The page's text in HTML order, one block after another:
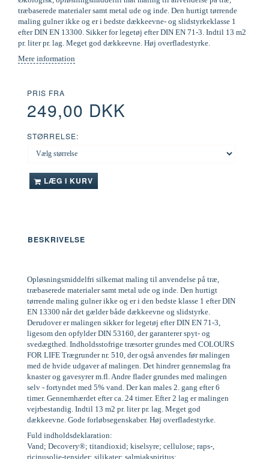
træbaserede materialer samt metal ude og inde. Den hurtigt tørrende
maling gulner ikke og er i bedste dækkeevne- og slidstyrkeklasse 1
efter DIN EN 13300. Sikker for legetøj efter DIN EN 71-3. Indtil 13 m2
pr. liter pr. lag. Meget god dækkeevne. Høj overfladestyrke.
Mere information
PRIS FRA
249,00 DKK
STØRRELSE:
LÆG I KURV
BESKRIVELSE
Opløsningsmiddelfri silkemat maling til anvendelse på træ,
træbaserede materialer samt metal ude og inde. Den hurtigt
tørrende maling gulner ikke og er i den bedste klasse 1 efter DIN
EN 13300 når det gælder både dækkeevne og slidstyrke.
Derudover er malingen sikker for legetøj efter DIN EN 71-3,
ligesom den opfylder DIN 53160, der garanterer spyt- og
svedægthed. Indholdsstofrige træsorter grundes med COLOURS
FOR LIFE Trægrunder nr. 510, der også anvendes før malingen
med de hvide udgaver af malingen. Det hindrer gennemslag fra
knaster og gavesyrer m.fl. Andre flader grundes med malingen
selv - fortyndet med 5% vand. Der kan males 2. gang efter 6
timer. Gennemhærdet efter ca. 24 timer. Efter 2 lag er malingen
vejrbestandig. Indtil 13 m2 pr. liter pr. lag. Meget god
dækkeevne. Gode forløbsegenskaber. Høj overfladestyrke.
Fuld indholdsdeklaration:
Vand; Decovery®; titandioxid; kiselsyre; cellulose; raps-,
ricinusolie-tensider; silikater; salmiakspiritus;